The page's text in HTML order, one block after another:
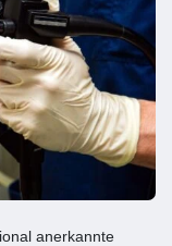
anerkannte